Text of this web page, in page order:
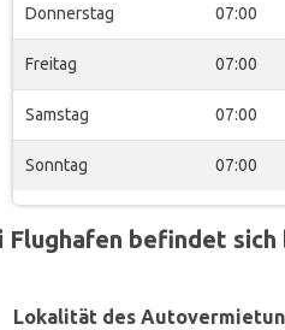
Donnerstag 07:00
Freitag 07:00
Samstag 07:00
Sonntag 07:00
befindet sich
Lokalität des